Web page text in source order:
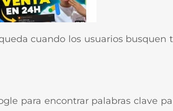
cuando los usuarios busquen
para encontrar palabras clave